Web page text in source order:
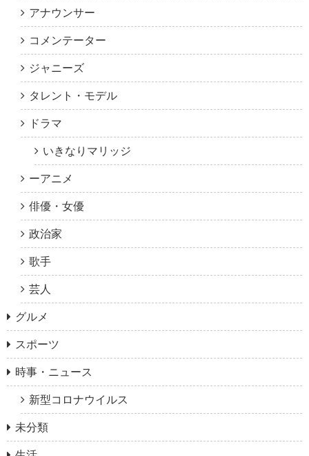
アナウンサー
コメンテーター
ジャニーズ
タレント・モデル
ドラマ
いきなりマリッジ
ーアニメ
俳優・女優
政治家
歌手
芸人
グルメ
スポーツ
時事・ニュース
新型コロナウイルス
未分類